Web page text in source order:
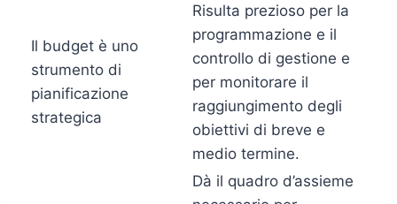
Il budget è uno
strumento di
pianificazione
strategica
Risulta prezioso per la
programmazione e il
controllo di gestione e
per monitorare il
raggiungimento degli
obiettivi di breve e
medio termine.
Dà il quadro d’assieme